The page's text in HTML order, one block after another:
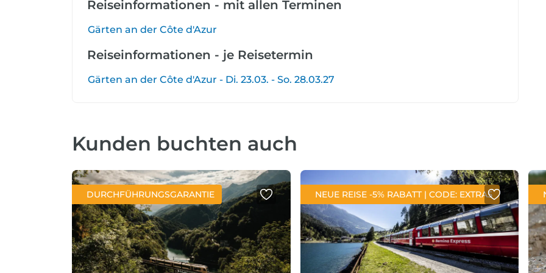
Reiseinformationen - mit allen Terminen
Gärten an der Côte d'Azur
Reiseinformationen - je Reisetermin
Gärten an der Côte d'Azur - Di. 23.03. - So. 28.03.27
Kunden buchten auch
DURCHFÜHRUNGSGARANTIE NEUE REISE -5% RABATT | CODE: EXTRA5